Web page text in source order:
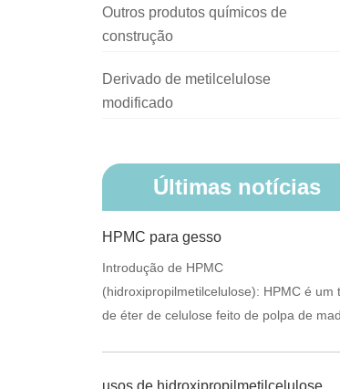
Outros produtos químicos de
construção
Derivado de metilcelulose
modificado
Últimas notícias
HPMC para gesso
Introdução de HPMC
(hidroxipropilmetilcelulose): HPMC é um
de éter de celulose feito de polpa de
usos de hidroxipropilmetilcelulose